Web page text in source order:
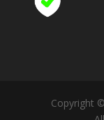
Copyright